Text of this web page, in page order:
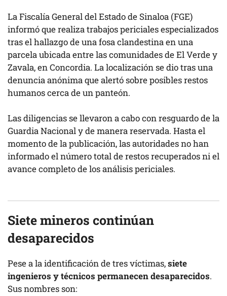
La Fiscalía General del Estado de Sinaloa (FGE)
informó que realiza trabajos periciales especializados
tras el hallazgo de una fosa clandestina en una
parcela ubicada entre las comunidades de El Verde y
Zavala, en Concordia. La localización se dio tras una
denuncia anónima que alertó sobre posibles restos
humanos cerca de un panteón.
Las diligencias se llevaron a cabo con resguardo de la
Guardia Nacional y de manera reservada. Hasta el
momento de la publicación, las autoridades no han
informado el número total de restos recuperados ni el
avance completo de los análisis periciales.
Siete mineros continúan
desaparecidos
Pese a la identificación de tres víctimas,siete
ingenieros y técnicos permanecen desaparecidos.
Sus nombres son: